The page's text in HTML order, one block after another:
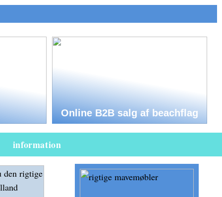
Online B2B salg af beachflag
information